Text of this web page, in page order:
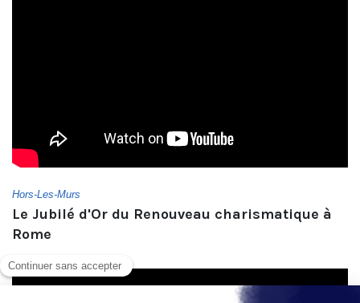
Hors-Les-Murs
Le Jubilé d'Or du Renouveau charismatique à
Rome